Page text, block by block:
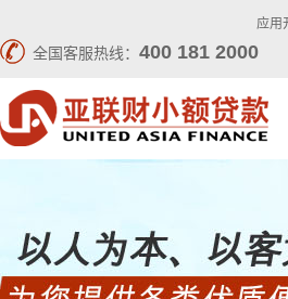
应用
全国客服热线： 400 181 2000